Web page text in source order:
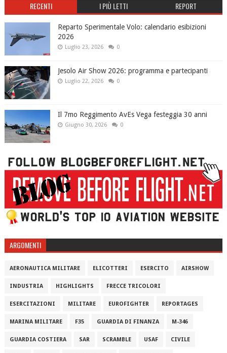
RECENTI I PIÙ LETTI REPORT
Reparto Sperimentale Volo: calendario esibizioni
2026
Luglio 23, 2026 0
Jesolo Air Show 2026: programma e partecipanti
Luglio 22, 2026 0
Il 7mo Reggimento AvEs Vega festeggia 30 anni
Giugno 30, 2026 0
ARGOMENTI
AERONAUTICA MILITARE ELICOTTERI ESERCITO AIRSHOW
INDUSTRIA HIGHLIGHTS FRECCE TRICOLORI
ESERCITAZIONI MILITARE EUROFIGHTER REPORTAGES
MARINA MILITARE F35 GUARDIA DI FINANZA M-346
GUARDIA COSTIERA SAR SCRAMBLE USAF CIVILE